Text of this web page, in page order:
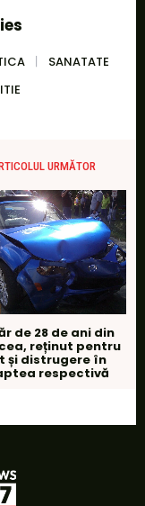
SANATATE
URMĂTOR
de 28 de ani din
reținut pentru
și distrugere în
respectivă